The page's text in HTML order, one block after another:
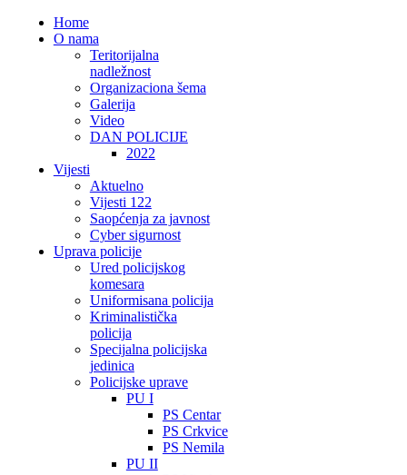
Home
O nama
Teritorijalna
nadležnost
Organizaciona šema
Galerija
Video
DAN POLICIJE
2022
Vijesti
Aktuelno
Vijesti 122
Saopćenja za javnost
Cyber sigurnost
Uprava policije
Ured policijskog
komesara
Uniformisana policija
Kriminalistička
policija
Specijalna policijska
jedinica
Policijske uprave
PU I
PS Centar
PS Crkvice
PS Nemila
PU II